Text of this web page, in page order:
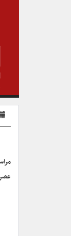
عصر امروز جمعه ۷ دی ماه در